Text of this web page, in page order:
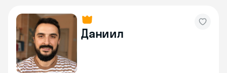
Даниил